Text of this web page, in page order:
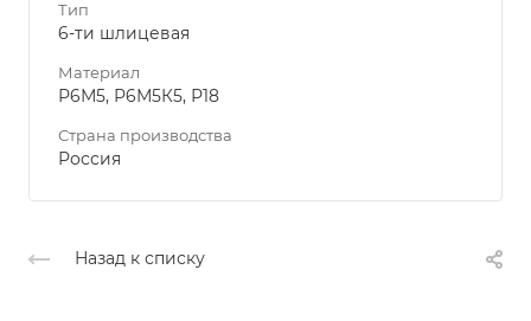
Тип
6-ти шлицевая
Материал
Р6М5, Р6М5К5, Р18
Страна производства
Россия
Назад к списку